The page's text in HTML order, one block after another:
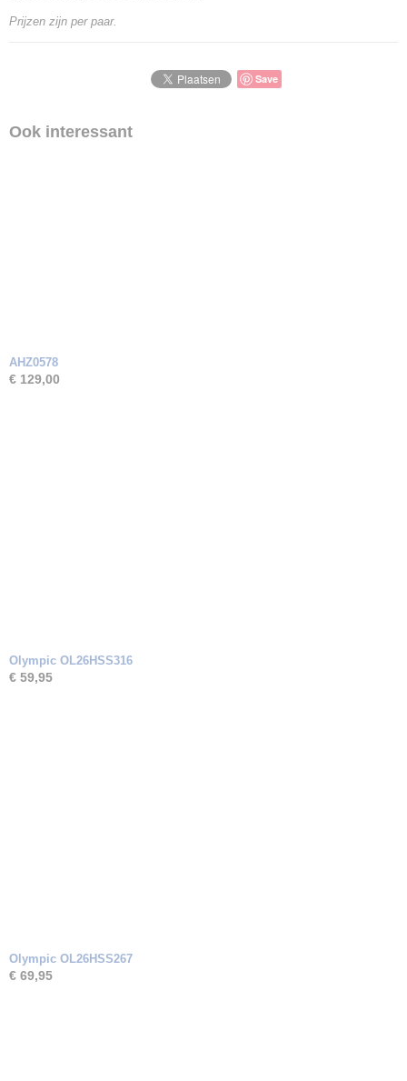
Goud Karaat
14 Karaat
Prijzen zijn per paar.
Save
Ook interessant
AHZ0578
€ 129,00
Olympic OL26HSS316
€ 59,95
Olympic OL26HSS267
€ 69,95